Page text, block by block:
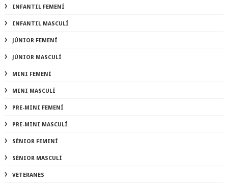
INFANTIL FEMENÍ
INFANTIL MASCULÍ
JÚNIOR FEMENÍ
JÚNIOR MASCULÍ
MINI FEMENÍ
MINI MASCULÍ
PRE-MINI FEMENÍ
PRE-MINI MASCULÍ
SÈNIOR FEMENÍ
SÈNIOR MASCULÍ
VETERANES